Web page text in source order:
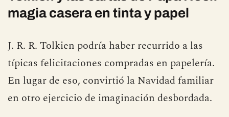
magia casera en tinta y papel
J. R. R. Tolkien podría haber recurrido a las
típicas felicitaciones compradas en papelería.
En lugar de eso, convirtió la Navidad familiar
en otro ejercicio de imaginación desbordada.